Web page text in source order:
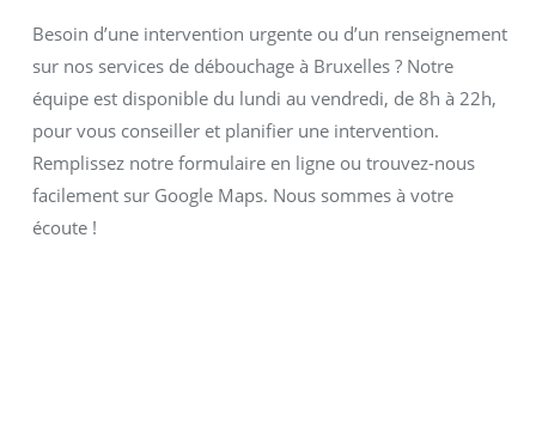
Besoin d’une intervention urgente ou d’un renseignement
sur nos services de débouchage à Bruxelles ? Notre
équipe est disponible du lundi au vendredi, de 8h à 22h,
pour vous conseiller et planifier une intervention.
Remplissez notre formulaire en ligne ou trouvez-nous
facilement sur Google Maps. Nous sommes à votre
écoute !